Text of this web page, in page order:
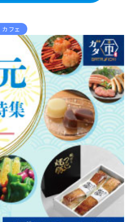
カフェ